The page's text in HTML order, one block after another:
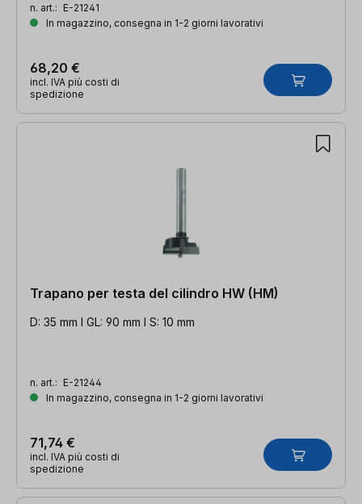
n. art.: E-21241
In magazzino, consegna in 1-2 giorni lavorativi
68,20 €
incl. IVA più costi di
spedizione
Trapano per testa del cilindro HW (HM)
D: 35 mm l GL: 90 mm l S: 10 mm
n. art.: E-21244
In magazzino, consegna in 1-2 giorni lavorativi
71,74 €
incl. IVA più costi di
spedizione